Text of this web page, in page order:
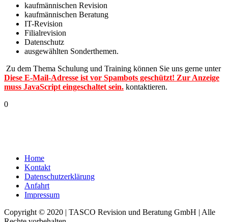
kaufmännischen Revision
kaufmännischen Beratung
IT-Revision
Filialrevision
Datenschutz
ausgewählten Sonderthemen.
Zu dem Thema Schulung und Training können Sie uns gerne unter
Diese E-Mail-Adresse ist vor Spambots geschützt! Zur Anzeige
muss JavaScript eingeschaltet sein. kontaktieren.
0
Home
Kontakt
Datenschutzerklärung
Anfahrt
Impressum
Copyright © 2020 | TASCO Revision und Beratung GmbH | Alle